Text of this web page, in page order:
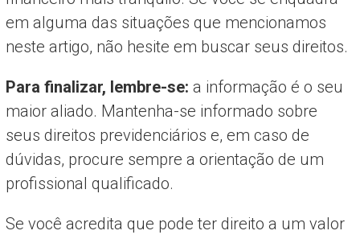
em alguma das situações que mencionamos
neste artigo, não hesite em buscar seus direitos.
Para finalizar, lembre-se: a informação é o seu
maior aliado. Mantenha-se informado sobre
seus direitos previdenciários e, em caso de
dúvidas, procure sempre a orientação de um
profissional qualificado.
Se você acredita que pode ter direito a um valor